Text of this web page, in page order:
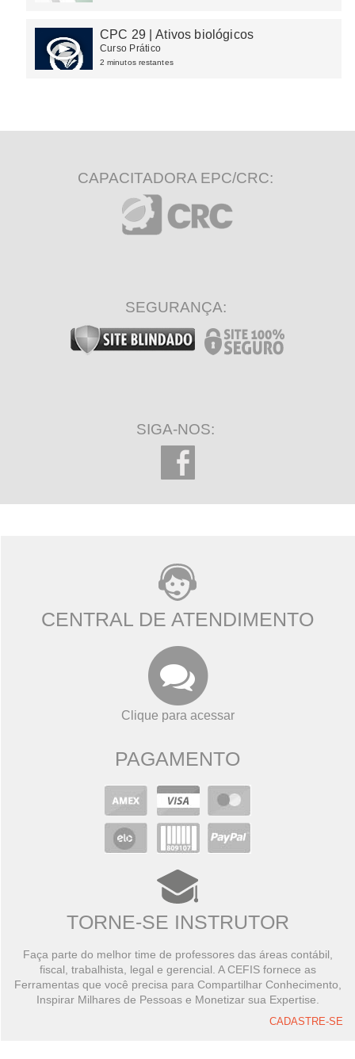
CPC 29 | Ativos biológicos
Curso Prático
2 minutos restantes
CAPACITADORA EPC/CRC:
SEGURANÇA:
SIGA-NOS:
CENTRAL DE ATENDIMENTO
Clique para acessar
PAGAMENTO
TORNE-SE INSTRUTOR
Faça parte do melhor time de professores das áreas contábil,
fiscal, trabalhista, legal e gerencial. A CEFIS fornece as
Ferramentas que você precisa para Compartilhar Conhecimento,
Inspirar Milhares de Pessoas e Monetizar sua Expertise.
CADASTRE-SE